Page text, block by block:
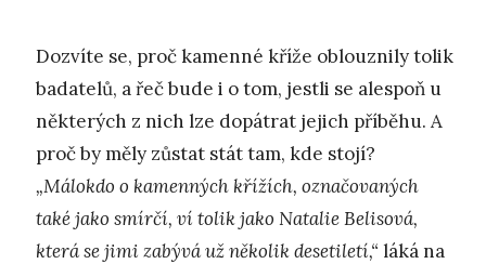
Dozvíte se, proč kamenné kříže oblouznily tolik
badatelů, a řeč bude i o tom, jestli se alespoň u
některých z nich lze dopátrat jejich příběhu. A
proč by měly zůstat stát tam, kde stojí?
„Málokdo o kamenných křížích, označovaných
také jako smírčí, ví tolik jako Natalie Belisová,
která se jimi zabývá už několik desetiletí,“ láká na